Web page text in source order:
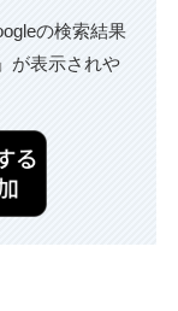
の検索結果
が表示されや